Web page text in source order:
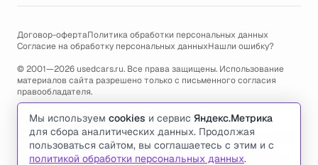
Договор-офертаПолитика обработки персональных данных
Согласие на обработку персональных данныхНашли ошибку?
© 2001—2026 usedcars.ru. Все права защищены. Использование
материалов сайта разрешено только с письменного согласия
правообладателя.
Пользуясь сайтом, вы соглашаетесь с использованием cookies и
политикой обработки персональных данных.
По всем вопросам связанным с работой сайта, ошибками, глюками
и проблемами обращайтесь по адресу электронной почты
support@usedcars.ruили пишите в телеграм@usedcarsru_support
Мы используем cookies и сервис Яндекс.Метрика
для сбора аналитических данных. Продолжая
пользоваться сайтом, вы соглашаетесь с этим и с
политикой обработки персональных данных.